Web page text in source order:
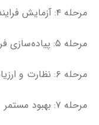
مرحله ۴: آزمایش فرایند جدید
مرحله ۵: پیاده‌سازی فرایند جدید
مرحله ۶: نظارت و ارزیابی
مرحله ۷: بهبود مستمر